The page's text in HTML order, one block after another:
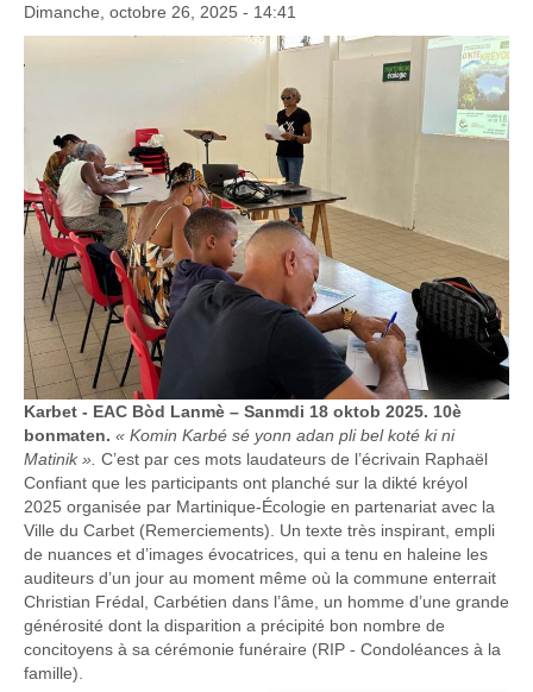
Dimanche, octobre 26, 2025 - 14:41
Karbet - EAC Bòd Lanmè – Sanmdi 18 oktob 2025. 10è
bonmaten. « Komin Karbé sé yonn adan pli bel koté ki ni
Matinik ». C’est par ces mots laudateurs de l’écrivain Raphaël
Confiant que les participants ont planché sur la dikté kréyol
2025 organisée par Martinique-Écologie en partenariat avec la
Ville du Carbet (Remerciements). Un texte très inspirant, empli
de nuances et d’images évocatrices, qui a tenu en haleine les
auditeurs d’un jour au moment même où la commune enterrait
Christian Frédal, Carbétien dans l’âme, un homme d’une grande
générosité dont la disparition a précipité bon nombre de
concitoyens à sa cérémonie funéraire (RIP - Condoléances à la
famille).